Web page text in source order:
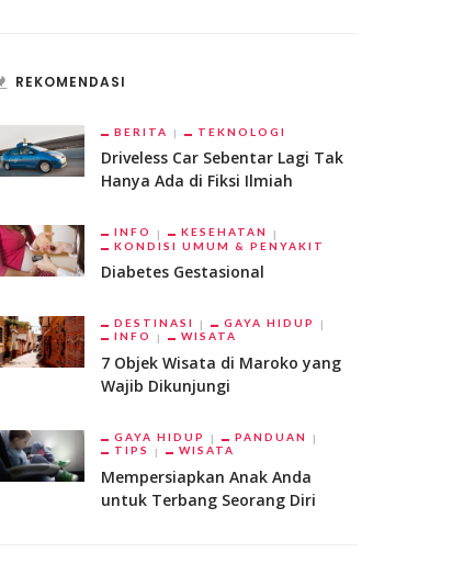
REKOMENDASI
BERITA TEKNOLOGI
Driveless Car Sebentar Lagi Tak
Hanya Ada di Fiksi Ilmiah
INFO
KESEHATAN
KONDISI UMUM & PENYAKIT
Diabetes Gestasional
DESTINASI
GAYA HIDUP
INFO
WISATA
7 Objek Wisata di Maroko yang
Wajib Dikunjungi
GAYA HIDUP
PANDUAN
TIPS
WISATA
Mempersiapkan Anak Anda
untuk Terbang Seorang Diri